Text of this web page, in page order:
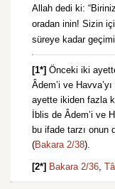
Allah dedi ki:
oradan inin! Sizin
süreye kadar
[1*] Önceki iki
Âdem’i ve
ayette ikiden fazla
İblis de Âdem’i ve
bu ifade tarzı onun
(Bakara 2/38).
[2*] Bakara 2/36,